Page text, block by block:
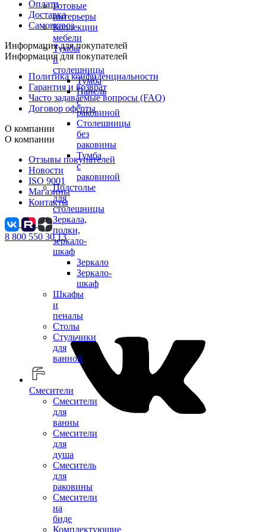
Готовые
интерьеры
Коллекции
мебели
Тумбы
и
столешницы
Тумба
Панель
с
раковиной
Столешницы
без
раковины
Тумба
с
раковиной
Подстолье
для
столешницы
Зеркала,
полки,
зеркало-
шкаф
Зеркало
Зеркало-
шкаф
Шкафы
и
пеналы
Столы
Стульчики
для
ванной
Смесители
Смесители
для
ванны
Смесители
для
душа
Смеситель
для
раковины
Смесители
на
биде
Комплектующие
Оплата
Доставка
Самовывоз
Информация для покупателей
Информация для покупателей
Политика конфиденциальности
Гарантия и возврат
Часто задаваемые вопросы (FAQ)
Договор оферты
О компании
О компании
Отзывы покупателей
Новости
ISO 9001
Магазины
Контакты
8 800 550 30 13